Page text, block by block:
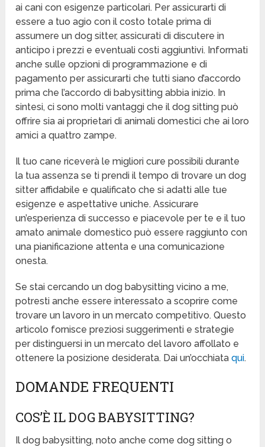
ai cani con esigenze particolari. Per assicurarti di
essere a tuo agio con il costo totale prima di
assumere un dog sitter, assicurati di discutere in
anticipo i prezzi e eventuali costi aggiuntivi. Informati
anche sulle opzioni di programmazione e di
pagamento per assicurarti che tutti siano d’accordo
prima che l’accordo di babysitting abbia inizio. In
sintesi, ci sono molti vantaggi che il dog sitting può
offrire sia ai proprietari di animali domestici che ai loro
amici a quattro zampe.
Il tuo cane riceverà le migliori cure possibili durante
la tua assenza se ti prendi il tempo di trovare un dog
sitter affidabile e qualificato che si adatti alle tue
esigenze e aspettative uniche. Assicurare
un’esperienza di successo e piacevole per te e il tuo
amato animale domestico può essere raggiunto con
una pianificazione attenta e una comunicazione
onesta.
Se stai cercando un dog babysitting vicino a me,
potresti anche essere interessato a scoprire come
trovare un lavoro in un mercato competitivo. Questo
articolo fornisce preziosi suggerimenti e strategie
per distinguersi in un mercato del lavoro affollato e
ottenere la posizione desiderata. Dai un’occhiataqui.
DOMANDE FREQUENTI
COS’È IL DOG BABYSITTING?
Il dog babysitting, noto anche come dog sitting o